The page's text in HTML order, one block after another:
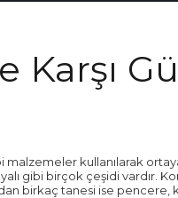
Karşı
kullanılarak ortaya
gibi birçok çeşidi vardır.
birkaç tanesi ise pencere,